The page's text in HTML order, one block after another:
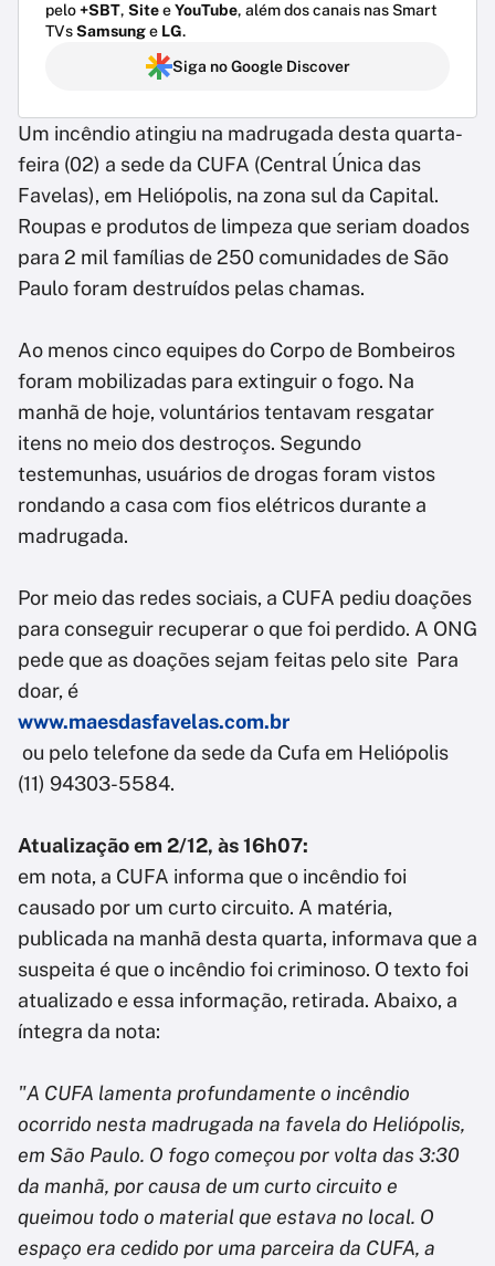
pelo+SBT, SiteeYouTube, além dos canais nas Smart
TVsSamsunge LG.
Siga no Google Discover
Um incêndio atingiu na madrugada desta quarta-
feira (02) a sede da CUFA (Central Única das
Favelas), em Heliópolis, na zona sul da Capital.
Roupas e produtos de limpeza que seriam doados
para 2 mil famílias de 250 comunidades de São
Paulo foram destruídos pelas chamas.
Ao menos cinco equipes do Corpo de Bombeiros
foram mobilizadas para extinguir o fogo. Na
manhã de hoje, voluntários tentavam resgatar
itens no meio dos destroços. Segundo
testemunhas, usuários de drogas foram vistos
rondando a casa com fios elétricos durante a
madrugada.
Por meio das redes sociais, a CUFA pediu doações
para conseguir recuperar o que foi perdido. A ONG
pede que as doações sejam feitas pelo site Para
doar, é
www.maesdasfavelas.com.br
ou pelo telefone da sede da Cufa em Heliópolis
(11) 94303-5584.
Atualização em 2/12, às 16h07:
em nota, a CUFA informa que o incêndio foi
causado por um curto circuito. A matéria,
publicada na manhã desta quarta, informava que a
suspeita é que o incêndio foi criminoso. O texto foi
atualizado e essa informação, retirada. Abaixo, a
íntegra da nota:
"A CUFA lamenta profundamente o incêndio
ocorrido nesta madrugada na favela do Heliópolis,
em São Paulo. O fogo começou por volta das 3:30
da manhã, por causa de um curto circuito e
queimou todo o material que estava no local. O
espaço era cedido por uma parceira da CUFA, a